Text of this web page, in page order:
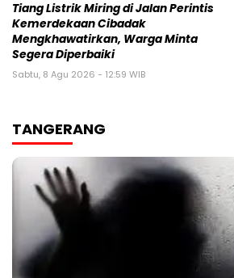
Tiang Listrik Miring di Jalan Perintis
Kemerdekaan Cibadak
Mengkhawatirkan, Warga Minta
Segera Diperbaiki
Sabtu, 8 Agu 2026 - 12:59 WIB
TANGERANG